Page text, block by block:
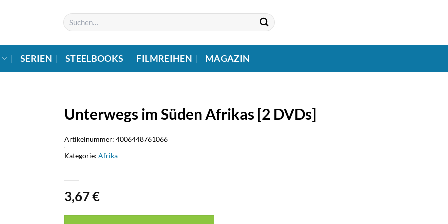
Suchen
nach:
SERIEN STEELBOOKS FILMREIHEN MAGAZIN
Unterwegs im Süden Afrikas [2 DVDs]
3,67€
Artikelnummer: 4006448761066
Kategorie: Afrika